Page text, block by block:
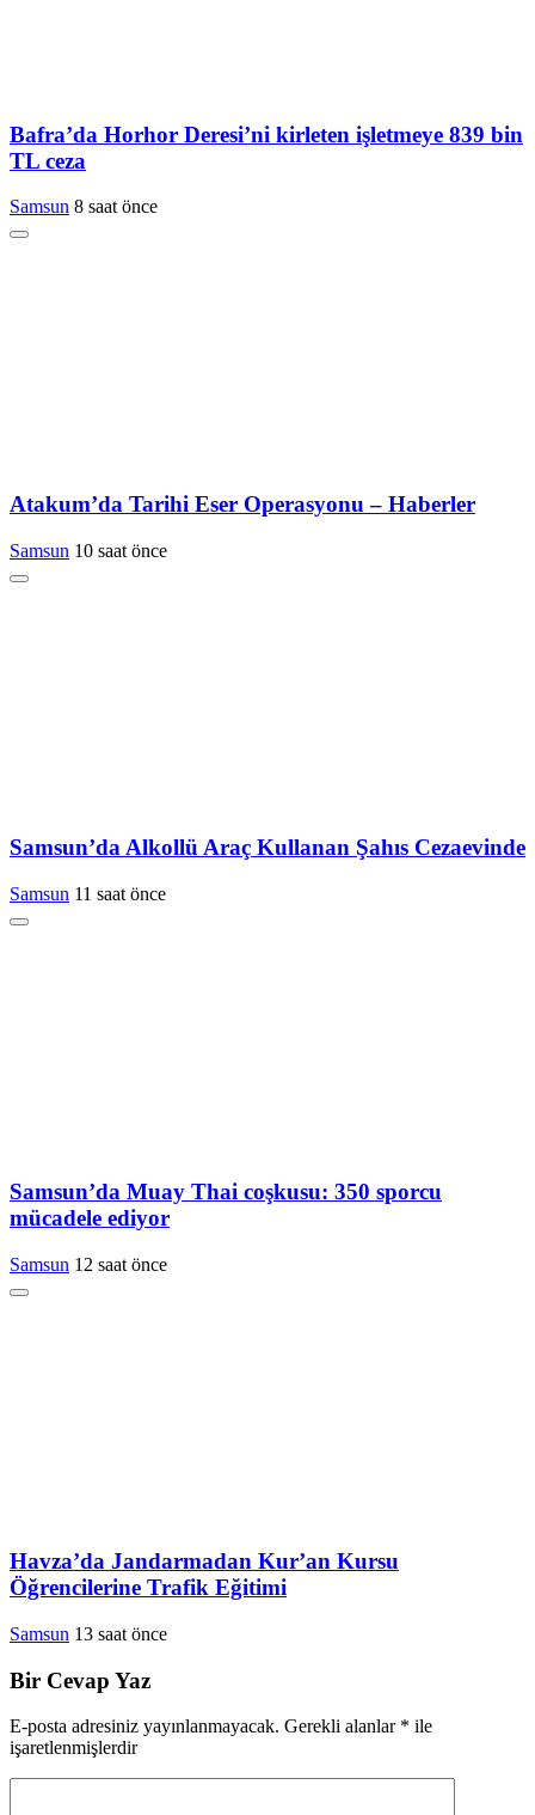
Bafra’da Horhor Deresi’ni kirleten işletmeye 839 bin
TL ceza
Samsun 8 saat önce
Atakum’da Tarihi Eser Operasyonu – Haberler
Samsun 10 saat önce
Samsun’da Alkollü Araç Kullanan Şahıs Cezaevinde
Samsun 11 saat önce
Samsun’da Muay Thai coşkusu: 350 sporcu
mücadele ediyor
Samsun 12 saat önce
Havza’da Jandarmadan Kur’an Kursu
Öğrencilerine Trafik Eğitimi
Samsun 13 saat önce
Bir Cevap Yaz
E-posta adresiniz yayınlanmayacak. Gerekli alanlar * ile
işaretlenmişlerdir